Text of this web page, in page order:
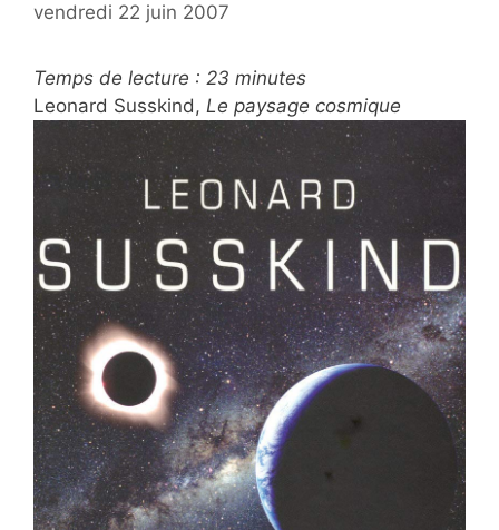
vendredi 22 juin 2007
Temps de lecture : 23 minutes
Leonard Susskind, Le paysage cosmique